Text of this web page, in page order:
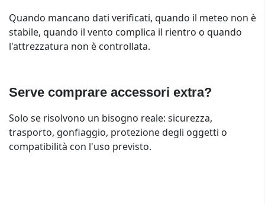
Quando mancano dati verificati, quando il meteo non è
stabile, quando il vento complica il rientro o quando
l'attrezzatura non è controllata.
Serve comprare accessori extra?
Solo se risolvono un bisogno reale: sicurezza,
trasporto, gonfiaggio, protezione degli oggetti o
compatibilità con l'uso previsto.